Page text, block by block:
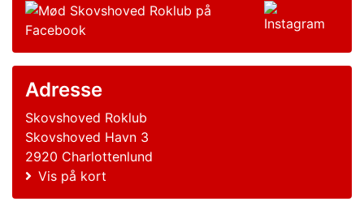
Adresse
Skovshoved Roklub
Skovshoved Havn 3
2920 Charlottenlund
Vis på kort